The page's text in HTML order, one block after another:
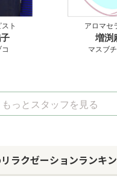
ト アロマセ
増渕
マスブ
もっとスタッフを見る
ラクゼーションランキ